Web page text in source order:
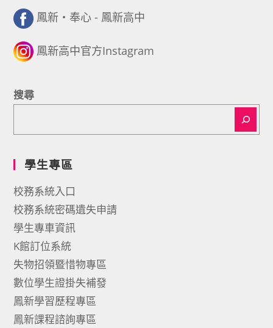
鳳新・奉心 - 鳳新高中
鳳新高中官方Instagram
搜尋
學生專區
校務系統入口
校務系統密碼遺失申請
學生專車資訊
K館訂位系統
失物招領暨惜物專區
數位學生證掛失補發
鳳新學習歷程專區
鳳新課程諮詢專區